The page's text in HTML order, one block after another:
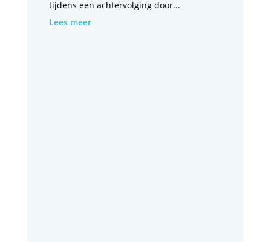
tijdens een achtervolging door...
Lees meer